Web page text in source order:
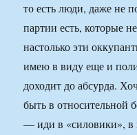
то есть люди, даже не
партии есть, которые
настолько эти
имею в виду еще и
доходит до абсурда.
быть в относительной
— иди в «силовики»,